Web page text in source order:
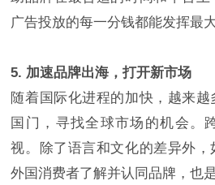
广告投放的每一分钱都能发挥最
5. 加速品牌出海，打开新市场
随着国际化进程的加快，越来
国门，寻找全球市场的机会。
视。除了语言和文化的差异外
外国消费者了解并认同品牌，也